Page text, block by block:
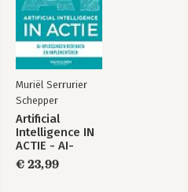
Muriël Serrurier
Schepper
Artificial
Intelligence IN
ACTIE - AI-
oplossingen
bedenken en
€ 23,99